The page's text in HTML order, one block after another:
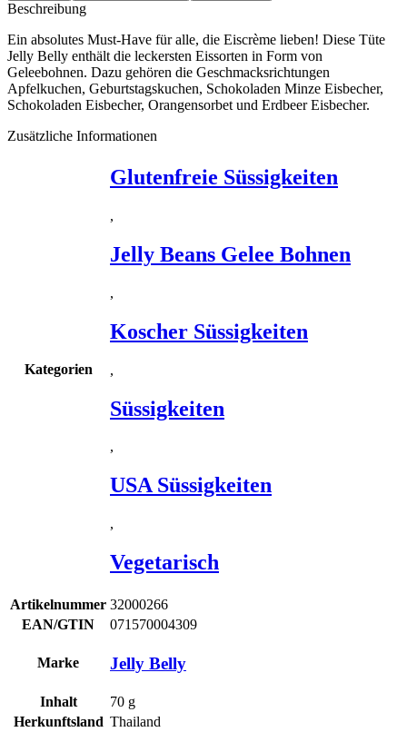
Beschreibung
Ein absolutes Must-Have für alle, die Eiscrème lieben! Diese Tüte
Jelly Belly enthält die leckersten Eissorten in Form von
Geleebohnen. Dazu gehören die Geschmacksrichtungen
Apfelkuchen, Geburtstagskuchen, Schokoladen Minze Eisbecher,
Schokoladen Eisbecher, Orangensorbet und Erdbeer Eisbecher.
Zusätzliche Informationen
Kategorien
Glutenfreie Süssigkeiten
,
Jelly Beans Gelee Bohnen
,
Koscher Süssigkeiten
,
Süssigkeiten
,
USA Süssigkeiten
,
Vegetarisch
Artikelnummer 32000266
EAN/GTIN
071570004309
Marke Jelly Belly
Inhalt 70 g
Herkunftsland Thailand